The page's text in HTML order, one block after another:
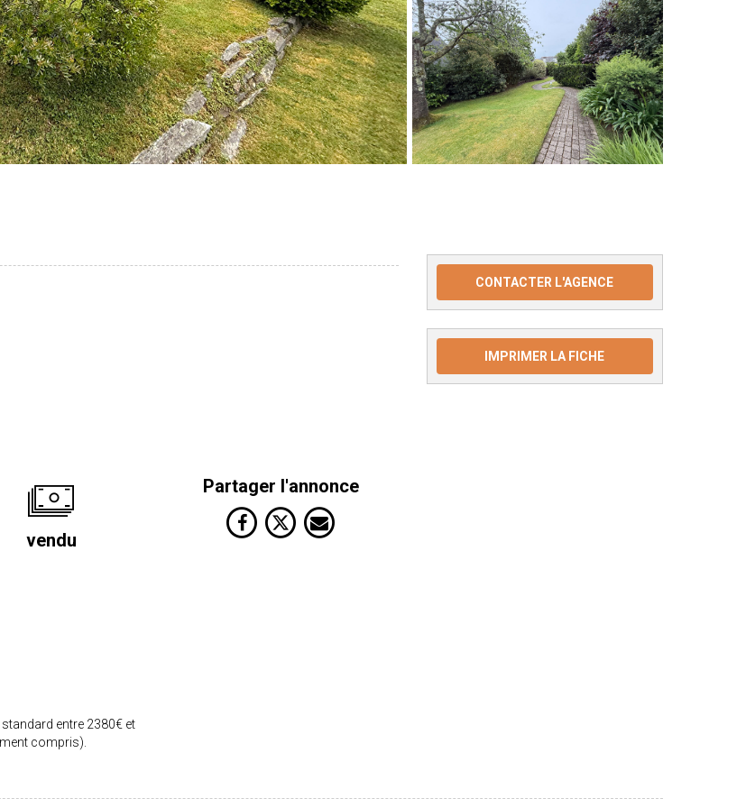
vendu
entre 2380€ et
compris).
Partager l'annonce
CONTACTER L'AGENCE
IMPRIMER LA FICHE